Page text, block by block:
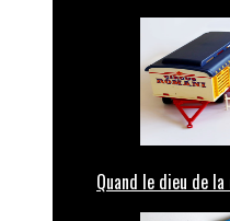
Quand le dieu de